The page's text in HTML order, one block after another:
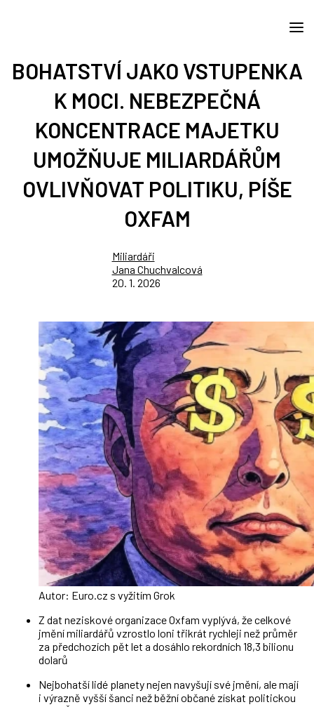
BOHATSTVÍ JAKO VSTUPENKA
K MOCI. NEBEZPEČNÁ
KONCENTRACE MAJETKU
UMOŽŇUJE MILIARDÁŘŮM
OVLIVŇOVAT POLITIKU, PÍŠE
OXFAM
Miliardáři
Jana Chuchvalcová
20. 1. 2026
Autor: Euro.cz s vyžitím Grok
Z dat neziskové organizace Oxfam vyplývá, že celkové
jmění miliardářů vzrostlo loni třikrát rychleji než průměr
za předchozích pět let a dosáhlo rekordních 18,3 bilionu
dolarů
Nejbohatší lidé planety nejen navyšují své jmění, ale mají
i výrazně vyšší šanci než běžní občané získat politickou